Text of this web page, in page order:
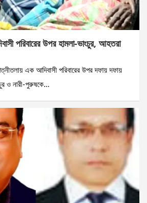
পরিবারের উপর হামলা-ভাংচুর, আহতরা
এক আদিবাসী পরিবারের উপর দফায় দফায়
ও নারী-পুরুষকে…